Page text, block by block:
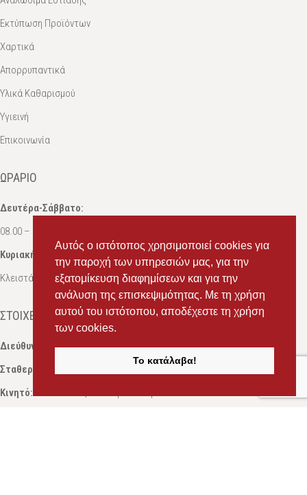
Αυτός ο ιστότοπος χρησιμοποιεί cookies για
την παροχή των υπηρεσιών μας, για την
εξατομίκευση διαφημίσεων και για την
ανάλυση της επισκεψιμότητας. Με τη χρήση
αυτού του ιστότοπου, αποδέχεστε τη χρήση
των cookies.
Το κατάλαβα!
Εκτύπωση Προϊόντων
Χαρτικά
Απορρυπαντικά
Υλικά Καθαρισμού
Υγιεινή
Επικοινωνία
ΩΡΆΡΙΟ
Δευτέρα-Σάββατο:
08.00 – 16.00
Κυριακή:
Κλειστά
ΣΤΟΙΧΕΊΑ ΕΠΙΚΟΙΝΩΝΊΑΣ
Διεύθυνση:
Ευδόξου 7, Πάτρα, Τ.Κ. 263 31
Σταθερό:
Κινητό: